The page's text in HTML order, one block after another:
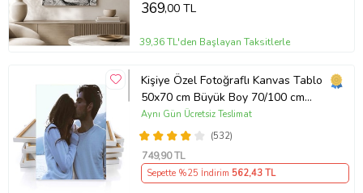
369,00 TL
39,36 TL'den Başlayan Taksitlerle
Kişiye Özel Fotoğraflı Kanvas Tablo
50x70 cm Büyük Boy 70/100 cm
Duvar Tablosu – Sevgiliye & Aileye
Anlamlı Hediye , Babaya Hediye
(532)
Aynı Gün Ücretsiz Teslimat
749,90 TL
Sepette %25 İndirim 562,43 TL